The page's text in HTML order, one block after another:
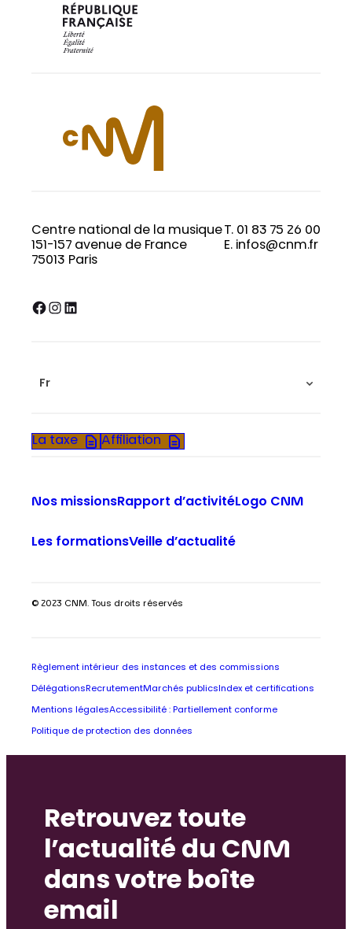
Centre national de la musique
151-157 avenue de France
75013 Paris
T. 01 83 75 26 00
E. infos@cnm.fr
Facebook InstagramLinkedIn
Fr
La taxe Affiliation
Nos missionsRapport d’activitéLogo CNM
Les formationsVeille d’actualité
© 2023 CNM. Tous droits réservés
Règlement intérieur des instances et des commissions
Délégations RecrutementMarchés publics Index et certifications
Mentions légalesAccessibilité : Partiellement conforme
Politique de protection des données
Retrouvez toute
l’actualité du CNM
dans votre boîte
email